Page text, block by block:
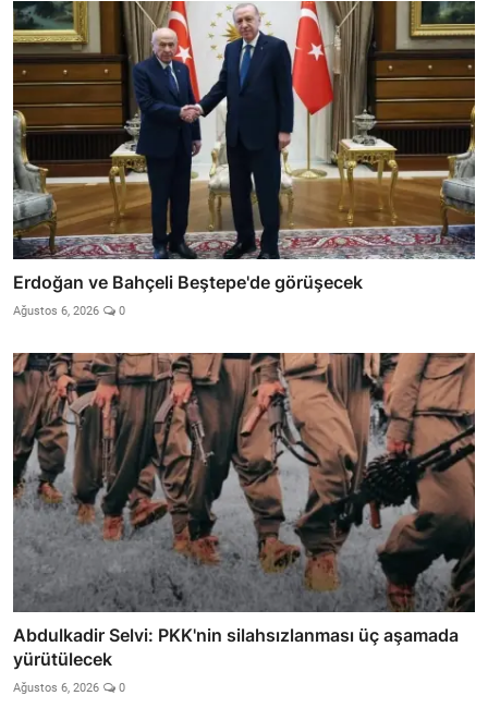
Erdoğan ve Bahçeli Beştepe'de görüşecek
Ağustos 6, 2026 0
Abdulkadir Selvi: PKK'nin silahsızlanması üç aşamada
yürütülecek
Ağustos 6, 2026 0